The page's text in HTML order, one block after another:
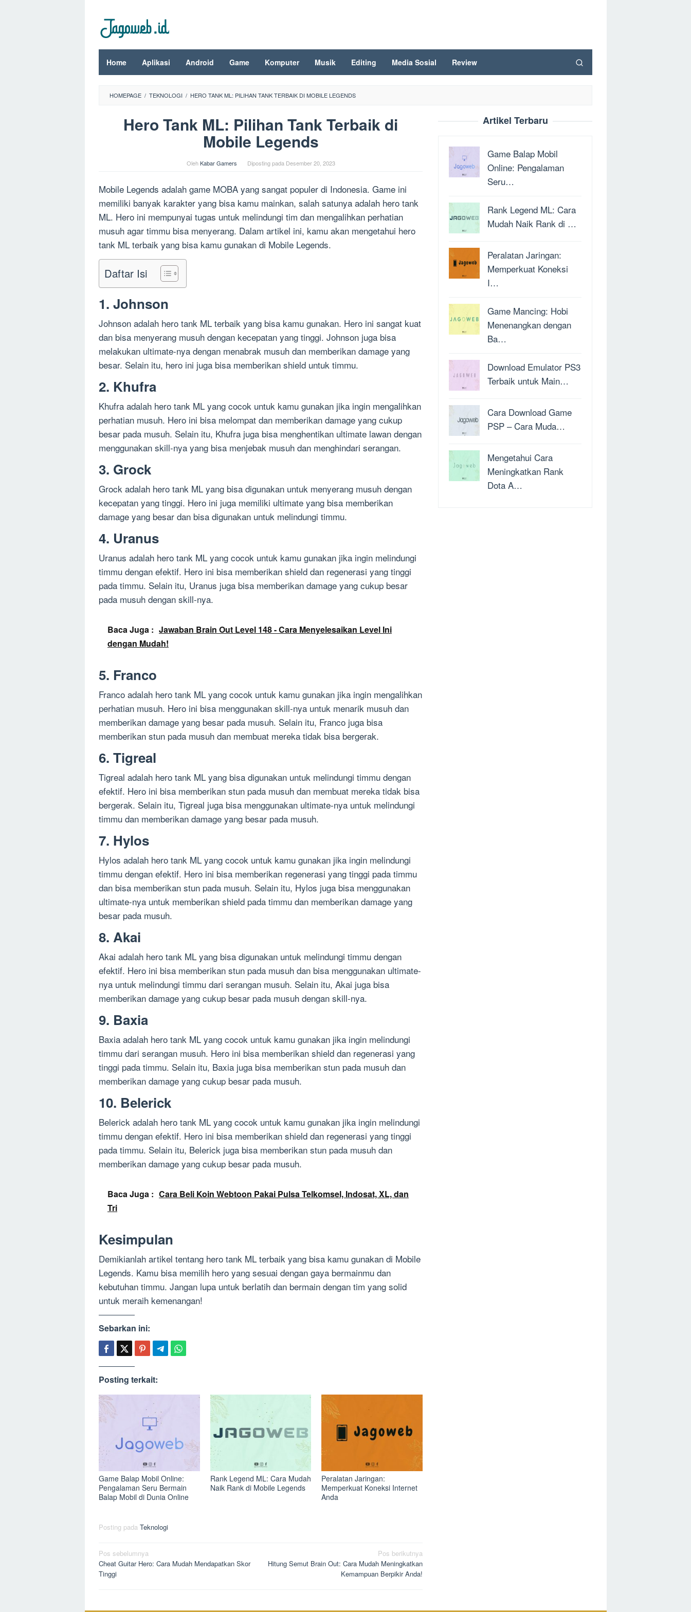
konten
Home Aplikasi Android Game Komputer Musik Editing Media Sosial Review
HOMEPAGE / TEKNOLOGI / HERO TANK ML: PILIHAN TANK TERBAIK DI MOBILE LEGENDS
Hero Tank ML: Pilihan Tank Terbaik di
Mobile Legends
OlehKabar Gamers Diposting pada Desember 20, 2023
Mobile Legends adalah game MOBA yang sangat populer di Indonesia. Game ini
memiliki banyak karakter yang bisa kamu mainkan, salah satunya adalah hero tank
ML. Hero ini mempunyai tugas untuk melindungi tim dan mengalihkan perhatian
musuh agar timmu bisa menyerang. Dalam artikel ini, kamu akan mengetahui hero
tank ML terbaik yang bisa kamu gunakan di Mobile Legends.
Daftar Isi
1. Johnson
Johnson adalah hero tank ML terbaik yang bisa kamu gunakan. Hero ini sangat kuat
dan bisa menyerang musuh dengan kecepatan yang tinggi. Johnson juga bisa
melakukan ultimate-nya dengan menabrak musuh dan memberikan damage yang
besar. Selain itu, hero ini juga bisa memberikan shield untuk timmu.
2. Khufra
Khufra adalah hero tank ML yang cocok untuk kamu gunakan jika ingin mengalihkan
perhatian musuh. Hero ini bisa melompat dan memberikan damage yang cukup
besar pada musuh. Selain itu, Khufra juga bisa menghentikan ultimate lawan dengan
menggunakan skill-nya yang bisa menjebak musuh dan menghindari serangan.
3. Grock
Grock adalah hero tank ML yang bisa digunakan untuk menyerang musuh dengan
kecepatan yang tinggi. Hero ini juga memiliki ultimate yang bisa memberikan
damage yang besar dan bisa digunakan untuk melindungi timmu.
4. Uranus
Uranus adalah hero tank ML yang cocok untuk kamu gunakan jika ingin melindungi
timmu dengan efektif. Hero ini bisa memberikan shield dan regenerasi yang tinggi
pada timmu. Selain itu, Uranus juga bisa memberikan damage yang cukup besar
pada musuh dengan skill-nya.
Baca Juga : Jawaban Brain Out Level 148 - Cara Menyelesaikan Level Ini
dengan Mudah!
5. Franco
Franco adalah hero tank ML yang cocok untuk kamu gunakan jika ingin mengalihkan
perhatian musuh. Hero ini bisa menggunakan skill-nya untuk menarik musuh dan
memberikan damage yang besar pada musuh. Selain itu, Franco juga bisa
memberikan stun pada musuh dan membuat mereka tidak bisa bergerak.
6. Tigreal
Tigreal adalah hero tank ML yang bisa digunakan untuk melindungi timmu dengan
efektif. Hero ini bisa memberikan stun pada musuh dan membuat mereka tidak bisa
bergerak. Selain itu, Tigreal juga bisa menggunakan ultimate-nya untuk melindungi
timmu dan memberikan damage yang besar pada musuh.
7. Hylos
Hylos adalah hero tank ML yang cocok untuk kamu gunakan jika ingin melindungi
timmu dengan efektif. Hero ini bisa memberikan regenerasi yang tinggi pada timmu
dan bisa memberikan stun pada musuh. Selain itu, Hylos juga bisa menggunakan
ultimate-nya untuk memberikan shield pada timmu dan memberikan damage yang
besar pada musuh.
8. Akai
Akai adalah hero tank ML yang bisa digunakan untuk melindungi timmu dengan
efektif. Hero ini bisa memberikan stun pada musuh dan bisa menggunakan ultimate-
nya untuk melindungi timmu dari serangan musuh. Selain itu, Akai juga bisa
memberikan damage yang cukup besar pada musuh dengan skill-nya.
9. Baxia
Baxia adalah hero tank ML yang cocok untuk kamu gunakan jika ingin melindungi
timmu dari serangan musuh. Hero ini bisa memberikan shield dan regenerasi yang
tinggi pada timmu. Selain itu, Baxia juga bisa memberikan stun pada musuh dan
memberikan damage yang cukup besar pada musuh.
10. Belerick
Belerick adalah hero tank ML yang cocok untuk kamu gunakan jika ingin melindungi
timmu dengan efektif. Hero ini bisa memberikan shield dan regenerasi yang tinggi
pada timmu. Selain itu, Belerick juga bisa memberikan stun pada musuh dan
memberikan damage yang cukup besar pada musuh.
Baca Juga : Cara Beli Koin Webtoon Pakai Pulsa Telkomsel, Indosat, XL, dan
Tri
Kesimpulan
Demikianlah artikel tentang hero tank ML terbaik yang bisa kamu gunakan di Mobile
Legends. Kamu bisa memilih hero yang sesuai dengan gaya bermainmu dan
kebutuhan timmu. Jangan lupa untuk berlatih dan bermain dengan tim yang solid
untuk meraih kemenangan!
Sebarkan ini:
Posting terkait:
Game Balap Mobil Online:
Pengalaman Seru Bermain
Balap Mobil di Dunia Online
Rank Legend ML: Cara Mudah
Naik Rank di Mobile Legends
Peralatan Jaringan:
Memperkuat Koneksi Internet
Anda
Posting pada Teknologi
Navigasi
pos
Pos sebelumnya
Cheat Guitar Hero: Cara Mudah Mendapatkan Skor
Tinggi
Pos berikutnya
Hitung Semut Brain Out: Cara Mudah Meningkatkan
Kemampuan Berpikir Anda!
Artikel Terbaru
Game Balap Mobil
Online: Pengalaman
Seru…
Rank Legend ML: Cara
Mudah Naik Rank di …
Peralatan Jaringan:
Memperkuat Koneksi
I…
Game Mancing: Hobi
Menenangkan dengan
Ba…
Download Emulator PS3
Terbaik untuk Main…
Cara Download Game
PSP – Cara Muda…
Mengetahui Cara
Meningkatkan Rank
Dota A…